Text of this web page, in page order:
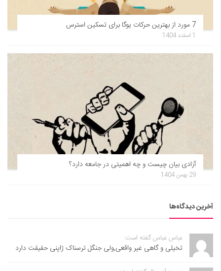
7 مورد از بهترین حرکات یوگا برای تسکین استرس
1 اسفند 1404
آزادی بیان چیست و چه اهمیتی در جامعه دارد؟
29 بهمن 1404
آخرین دیدگاه‌ها
عباس عباس گفته است:
تخیلی و گاهی غیر واقعی,ولی جنگل ترسناک ژاپنی حقیقت دارد